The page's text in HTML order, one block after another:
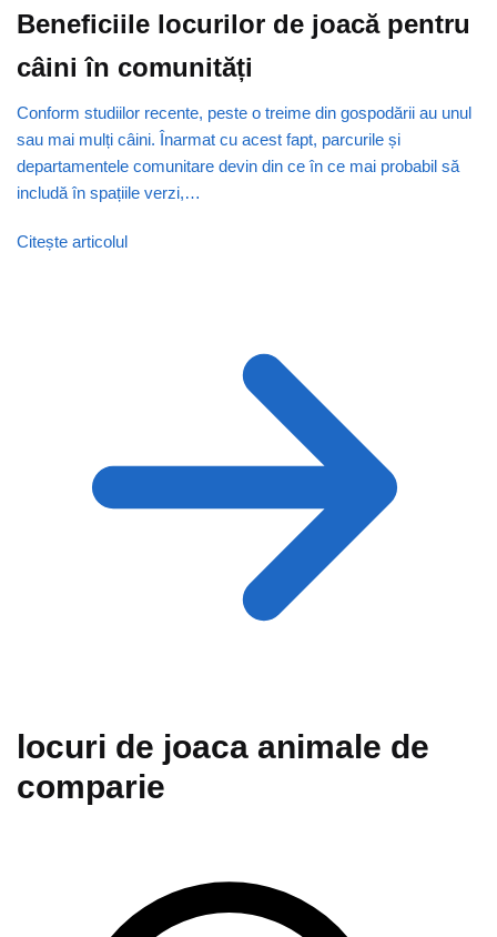
Beneficiile locurilor de joacă pentru
câini în comunități
Conform studiilor recente, peste o treime din gospodării au unul
sau mai mulți câini. Înarmat cu acest fapt, parcurile și
departamentele comunitare devin din ce în ce mai probabil să
includă în spațiile verzi,…
Citește articolul
locuri de joaca animale de
comparie